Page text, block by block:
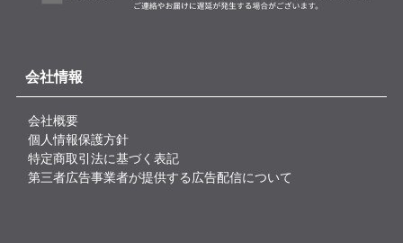
会社情報
会社概要
個人情報保護方針
特定商取引法に基づく表記
第三者広告事業者が提供する広告配信について